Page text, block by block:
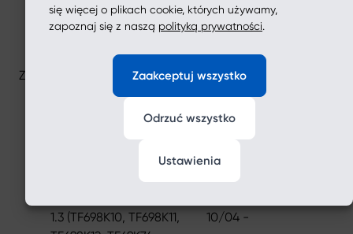
się więcej o plikach cookie, których używamy,
zapoznaj się z naszą polityką prywatności.
Zaakceptuj wszystko
Odrzuć wszystko
Ustawienia
CHEVY Kombi
ZAZ
LANOS liftback (TA_, TF_)
10/04 - 02/17
04/13 -
1.3 (TF698K10, TF698K11,
10/04 -